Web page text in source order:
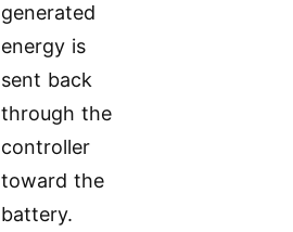
generated
energy is
sent back
through the
controller
toward the
battery.